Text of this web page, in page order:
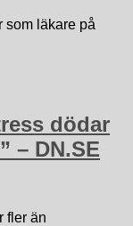
som läkare på
dödar
– DN.SE
fler än